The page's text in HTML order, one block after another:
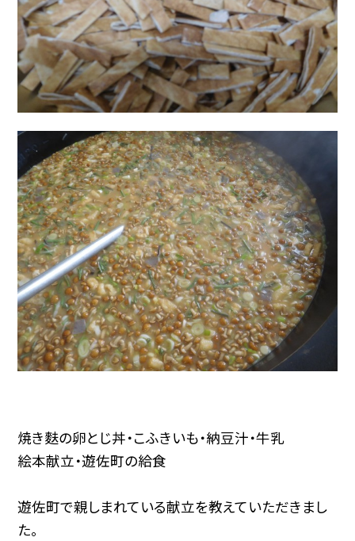
焼き麩の卵とじ丼・こふきいも・納豆汁・牛乳
絵本献立・遊佐町の給食
遊佐町で親しまれている献立を教えていただきまし
た。